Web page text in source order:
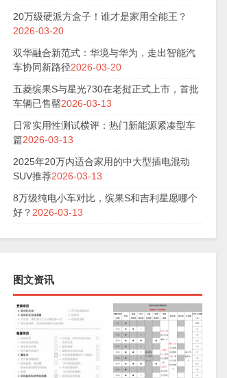
20万级硬派方盒子！谁才是家用全能王？
2026-03-20
双华融合新范式：华境与华为，走出智能汽
车协同新路径2026-03-20
五菱缤果S与星光730在老挝正式上市，首批
车辆已售罄2026-03-13
日常实用性测试横评：热门新能源紧凑型车
篇2026-03-13
2025年20万内适合家用的中大型插电混动
SUV推荐2026-03-13
8万级纯电小车对比，缤果S和吉利星愿哪个
好？ 2026-03-13
图文资讯